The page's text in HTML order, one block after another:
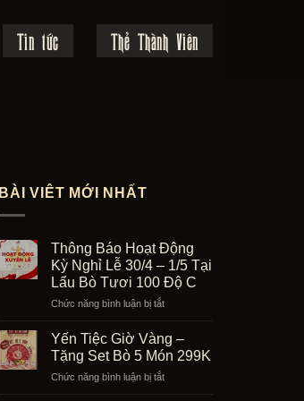
Tin tức Thẻ Thành Viên
BÀI VIÊT MỚI NHẤT
Thông Báo Hoạt Động
Kỳ Nghỉ Lễ 30/4 – 1/5 Tại
Lẩu Bò Tươi 100 Độ C
Chức năng bình luận bị tắtở
Hoạt
Động
Kỳ
Yến Tiệc Giờ Vàng –
Tặng Set Bò 5 Món 299K
Chức năng bình luận bị tắtở